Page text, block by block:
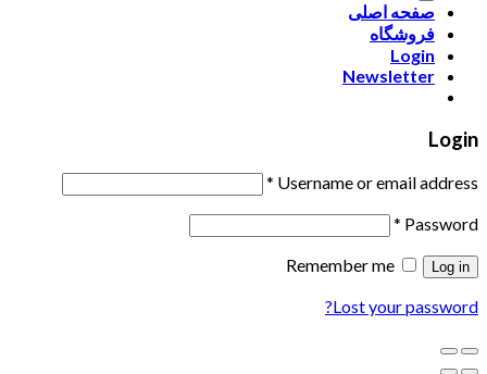
صفحه اصلی
فروشگاه
Login
Newsletter
Login
Username or email address
*
Password
*
Log in
Remember me
Lost your password?